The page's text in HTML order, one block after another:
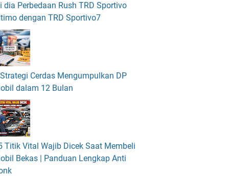
dia Perbedaan Rush TRD Sportivo
dengan TRD Sportivo7
Cerdas Mengumpulkan DP
dalam 12 Bulan
Titik Vital Wajib Dicek Saat Membeli
Bekas | Panduan Lengkap Anti